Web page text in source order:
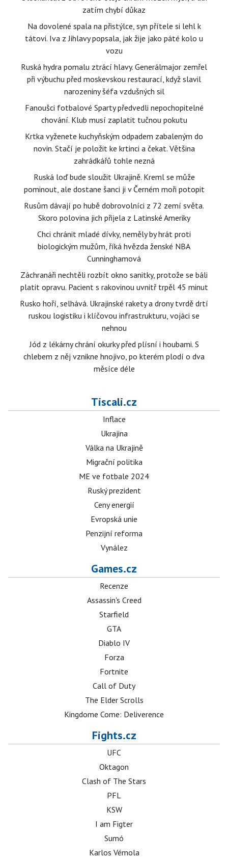
zatím chybí důkaz
Na dovolené spala na přistýlce, syn přítele si lehl k
tátovi. Iva z Jihlavy popsala, jak žije jako páté kolo u
vozu
Ruská hydra pomalu ztrácí hlavy. Generálmajor zemřel
při výbuchu před moskevskou restaurací, když slavil
narozeniny šéfa vzdušných sil
Fanoušci fotbalové Sparty předvedli nepochopitelné
chování. Klub musí zaplatit tučnou pokutu
Krtka vyženete kuchyňským odpadem zabaleným do
novin. Stačí je položit ke krtinci a čekat. Většina
zahrádkářů tohle nezná
Ruská loď bude sloužit Ukrajině. Kreml se může
pominout, ale dostane šanci ji v Černém moři potopit
Rusům dávají po hubě dobrovolníci z 72 zemí světa.
Skoro polovina jich přijela z Latinské Ameriky
Chci chránit mladé dívky, neměly by hrát proti
biologickým mužům, říká hvězda ženské NBA
Cunninghamová
Záchranáři nechtěli rozbít okno sanitky, protože se báli
platit opravu. Pacient s rakovinou uvnitř trpěl 45 minut
Rusko hoří, selhává. Ukrajinské rakety a drony tvrdě drtí
ruskou logistiku i klíčovou infrastrukturu, vojáci se
nehnou
Jód z lékárny chrání okurky před plísní i houbami. S
chlebem z něj vznikne hnojivo, po kterém plodí o dva
měsíce déle
Tiscali.cz
Inflace
Ukrajina
Válka na Ukrajině
Migrační politika
ME ve fotbale 2024
Ruský prezident
Ceny energií
Evropská unie
Penzijní reforma
Vynález
Games.cz
Recenze
Assassin's Creed
Starfield
GTA
Diablo IV
Forza
Fortnite
Call of Duty
The Elder Scrolls
Kingdome Come: Deliverence
Fights.cz
UFC
Oktagon
Clash of The Stars
PFL
KSW
I am Figter
Sumó
Karlos Vémola